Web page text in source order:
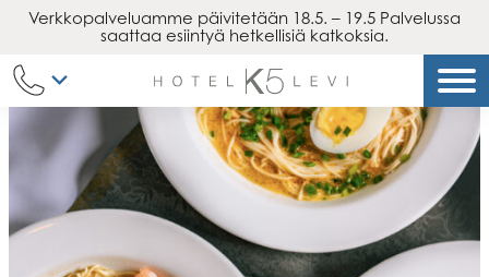
Siirry
Verkkopalveluamme päivitetään 18.5. – 19.5 Palvelussa
saattaa esiintyä hetkellisiä katkoksia.